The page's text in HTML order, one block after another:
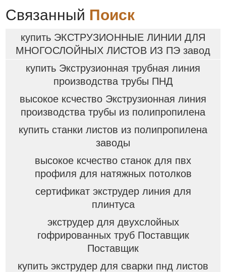
Связанный Поиск
купить ЭКСТРУЗИОННЫЕ ЛИНИИ ДЛЯ
МНОГОСЛОЙНЫХ ЛИСТОВ ИЗ ПЭ завод
купить Экструзионная трубная линия
производства трубы ПНД
высокое ксчество Экструзионная линия
производства трубы из полипропилена
купить станки листов из полипропилена
заводы
высокое ксчество станок для пвх
профиля для натяжных потолков
сертификат экструдер линия для
плинтуса
экструдер для двухслойных
гофрированных труб Поставщик
Поставщик
купить экструдер для сварки пнд листов